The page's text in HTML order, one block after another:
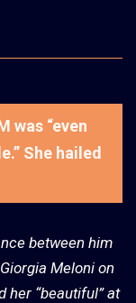
was “even
She hailed
between him
Meloni on
her “beautiful” at